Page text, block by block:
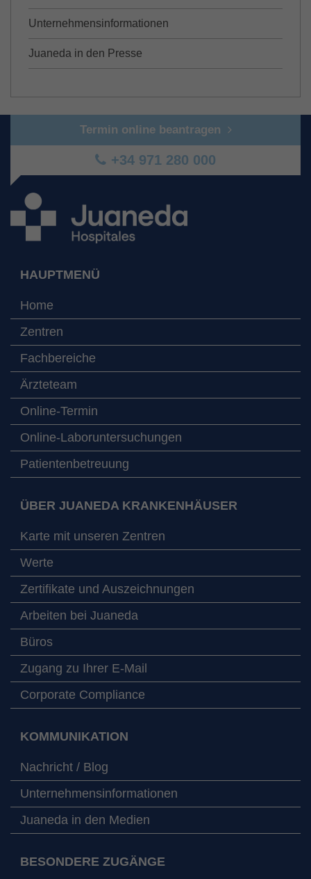
Unternehmensinformationen
Juaneda in den Presse
Termin online beantragen
+34 971 280 000
HAUPTMENÜ
Home
Zentren
Fachbereiche
Ärzteteam
Online-Termin
Online-Laboruntersuchungen
Patientenbetreuung
ÜBER JUANEDA KRANKENHÄUSER
Karte mit unseren Zentren
Werte
Zertifikate und Auszeichnungen
Arbeiten bei Juaneda
Büros
Zugang zu Ihrer E-Mail
Corporate Compliance
KOMMUNIKATION
Nachricht / Blog
Unternehmensinformationen
Juaneda in den Medien
BESONDERE ZUGÄNGE